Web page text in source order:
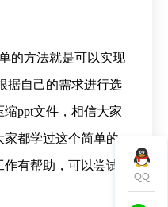
的方法就是可以实现
据自己的需求进行选
ppt文件，相信大家
都学过这个简单的
有帮助，可以尝试